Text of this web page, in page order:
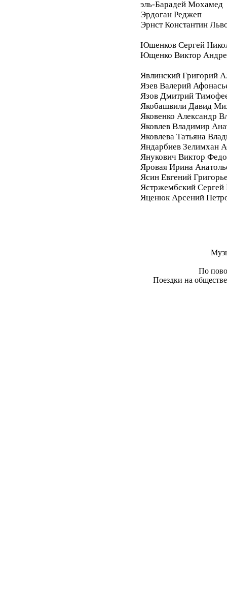
эль-Барадей Мохамед
Эрдоган Реджеп
Эрнст Константин
Юшенков Сергей
Ющенко Виктор
Явлинский Григорий
Язев Валерий
Язов Дмитрий
Якобашвили Давид
Яковенко Александр
Яковлев Владимир
Яковлева Татьяна
Яндарбиев Зелимхан
Янукович Виктор
Яровая Ирина
Ясин Евгений
Ястржембский
Яценюк Арсений
По
Поездки на